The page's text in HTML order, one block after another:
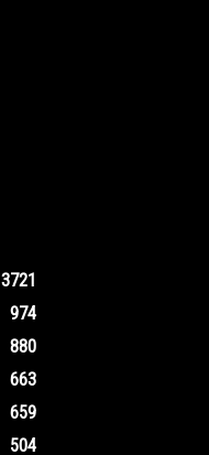
3721
974
880
663
659
504